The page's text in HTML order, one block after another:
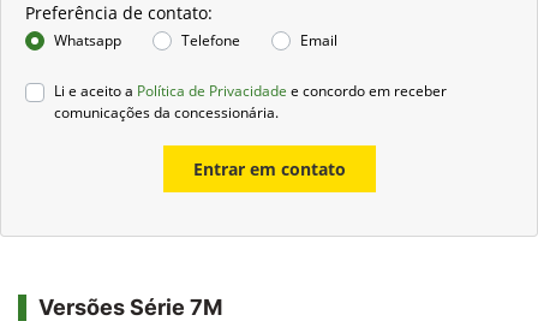
Preferência de contato:
Whatsapp Telefone Email
Li e aceito a Política de Privacidade e concordo em receber
comunicações da concessionária.
Entrar em contato
Versões Série 7M